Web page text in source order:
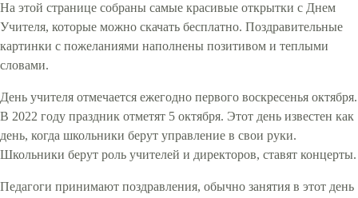
На этой странице собраны самые красивые открытки с Днем
Учителя, которые можно скачать бесплатно. Поздравительные
картинки с пожеланиями наполнены позитивом и теплыми
словами.
День учителя отмечается ежегодно первого воскресенья октября.
В 2022 году праздник отметят 5 октября. Этот день известен как
день, когда школьники берут управление в свои руки.
Школьники берут роль учителей и директоров, ставят концерты.
Педагоги принимают поздравления, обычно занятия в этот день